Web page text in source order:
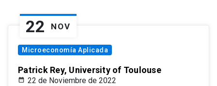
22 NOV
Microeconomía Aplicada
Patrick Rey, University of Toulouse
22 de Noviembre de 2022